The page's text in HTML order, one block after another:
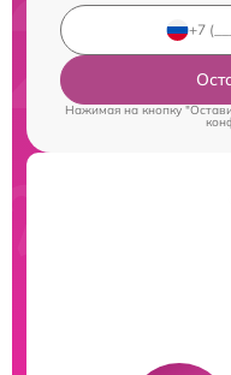
Нажимая на кнопку